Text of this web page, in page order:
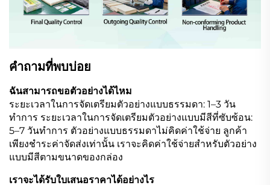
คำถามที่พบบ่อย
ฉันสามารถขอตัวอย่างได้ไหม
ระยะเวลาในการจัดเตรียมตัวอย่างแบบธรรมดา: 1–3 วัน
ทำการ ระยะเวลาในการจัดเตรียมตัวอย่างแบบมีสีที่ซับซ้อน:
5–7 วันทำการ ตัวอย่างแบบธรรมดาไม่คิดค่าใช้จ่าย ลูกค้า
เพียงชำระค่าจัดส่งเท่านั้น เราจะคิดค่าใช้จ่ายสำหรับตัวอย่าง
แบบมีสีตามขนาดของกล่อง
เราจะได้รับใบเสนอราคาได้อย่างไร